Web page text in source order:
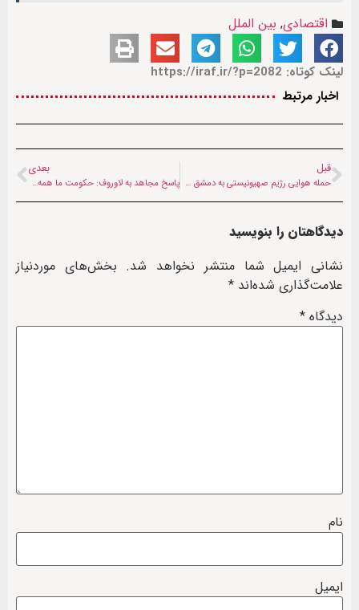
اقتصادی, بین الملل
لینک کوتاه: https://iraf.ir/?p=2082
اخبار مرتبط
قبل
حمله هوایی رژیم صهیونیستی به دمشق + فیلم
بعدی
پاسخ مجاهد به لاوروف: حکومت ما همه‌شمول است
دیدگاهتان را بنویسید
نشانی ایمیل شما منتشر نخواهد شد. بخش‌های موردنیاز
علامت‌گذاری شده‌اند *
دیدگاه *
نام
ایمیل